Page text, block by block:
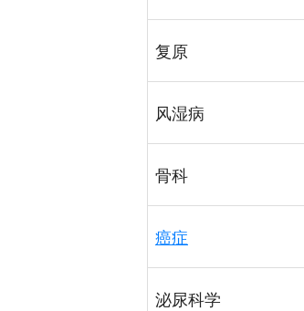
复原
风湿病
骨科
癌症
泌尿科学